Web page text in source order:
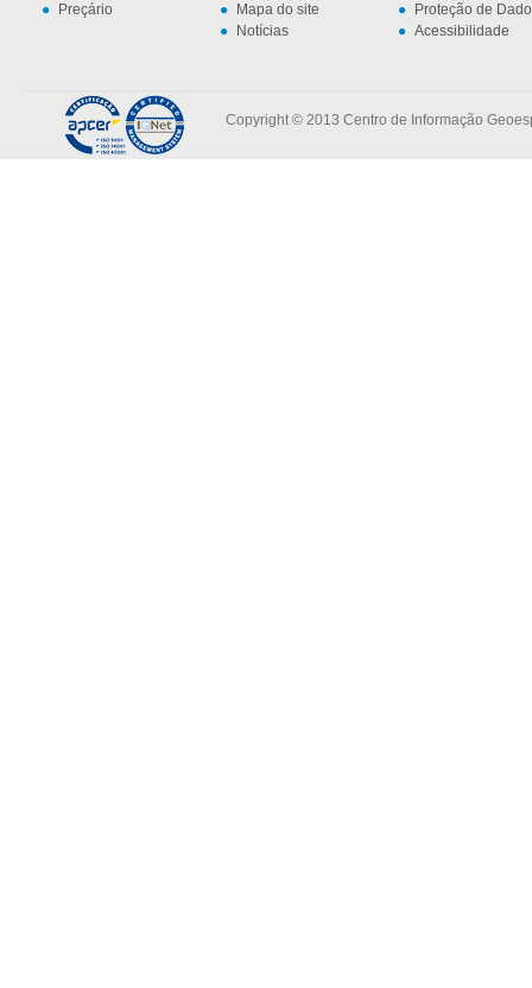
Preçário
Mapa do site
Notícias
Proteção de
Acessibilidade
Copyright © 2013 Centro de Informação